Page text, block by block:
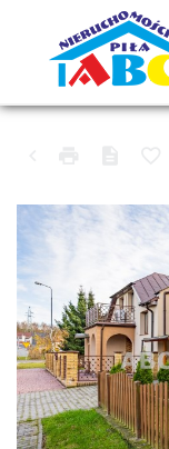
PIŁA, PODLASIE
DOM NA SPRZEDAŻ